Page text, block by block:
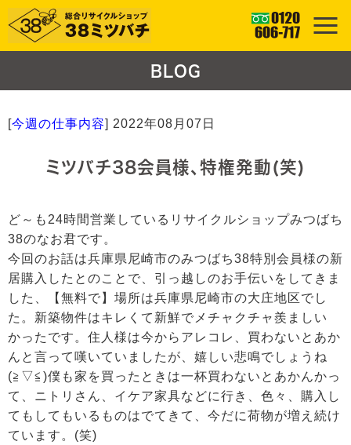
BLOG
[今週の仕事内容] 2022年08月07日
ミツバチ38会員様、特権発動(笑)
ど～も24時間営業しているリサイクルショップみつばち
38のなお君です。
今回のお話は兵庫県尼崎市のみつばち38特別会員様の新
居購入したとのことで、引っ越しのお手伝いをしてきま
した、【無料で】場所は兵庫県尼崎市の大庄地区でし
た。新築物件はキレくて新鮮でメチャクチャ羨ましい
かったです。住人様は今からアレコレ、買わないとあか
んと言って嘆いていましたが、嬉しい悲鳴でしょうね
(≧▽≦)僕も家を買ったときは一杯買わないとあかんかっ
て、ニトリさん、イケア家具などに行き、色々、購入し
てもしてもいるものはでてきて、今だに荷物が増え続け
ています。(笑)